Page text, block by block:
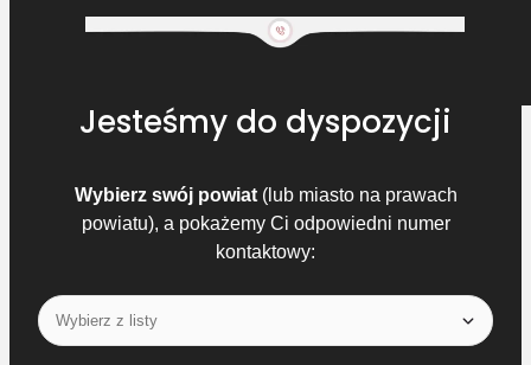
Jesteśmy do dyspozycji
Wybierz swój powiat(lub miasto na prawach
powiatu), a pokażemy Ci odpowiedni numer
kontaktowy: